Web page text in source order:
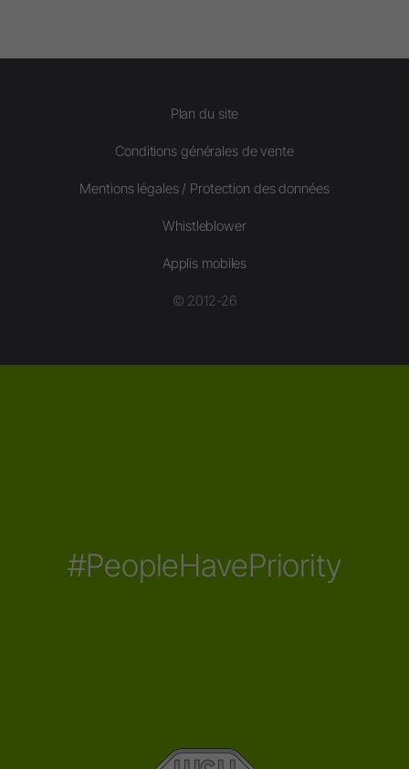
Plan du site
Conditions générales de vente
Mentions légales / Protection des données
Whistleblower
Applis mobiles
© 2012-26
#PeopleHavePriority